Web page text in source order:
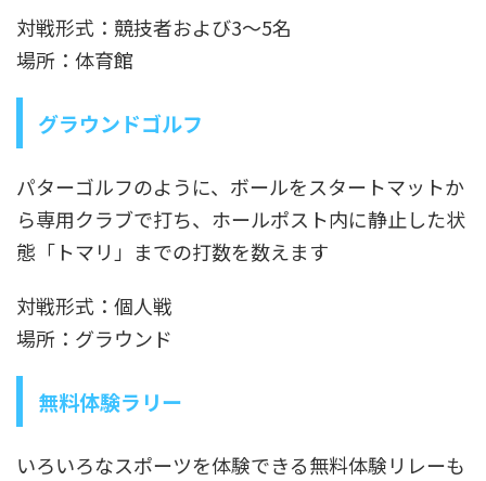
対戦形式：競技者および3～5名
場所：体育館
グラウンドゴルフ
パターゴルフのように、ボールをスタートマットか
ら専用クラブで打ち、ホールポスト内に静止した状
態「トマリ」までの打数を数えます
対戦形式：個人戦
場所：グラウンド
無料体験ラリー
いろいろなスポーツを体験できる無料体験リレーも